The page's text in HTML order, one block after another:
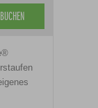
BUCHEN